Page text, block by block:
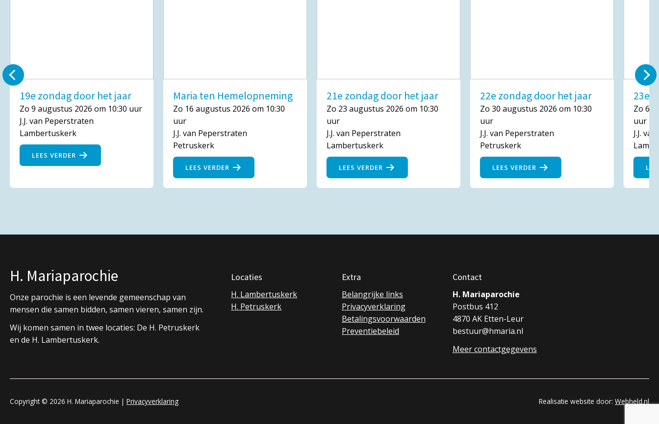
19e zondag door het jaar
Zo 9 augustus 2026 om 10:30 uur
J.J. van Peperstraten
Lambertuskerk
LEES VERDER
Maria ten Hemelopneming
Zo 16 augustus 2026 om 10:30
uur
J.J. van Peperstraten
Petruskerk
LEES VERDER
21e zondag door het jaar
Zo 23 augustus 2026 om 10:30
uur
J.J. van Peperstraten
Lambertuskerk
LEES VERDER
22e zondag door het jaar
Zo 30 augustus 2026 om 10:30
uur
J.J. van Peperstraten
Petruskerk
LEES VERDER
23e
Zo 6
uur
J.J.
H. Mariaparochie
Onze parochie is een levende gemeenschap van
mensen die samen bidden, samen vieren, samen zijn.
Wij komen samen in twee locaties: De H. Petruskerk
en de H. Lambertuskerk.
Locaties
H. Lambertuskerk
H. Petruskerk
Extra
Belangrijke links
Privacyverklaring
Betalingsvoorwaarden
Preventiebeleid
Contact
H. Mariaparochie
Postbus 412
4870 AK Etten-Leur
bestuur@hmaria.nl
Meer contactgegevens
Copyright © 2026 H. Mariaparochie | Privacyverklaring Realisatie website door: Webheld.nl